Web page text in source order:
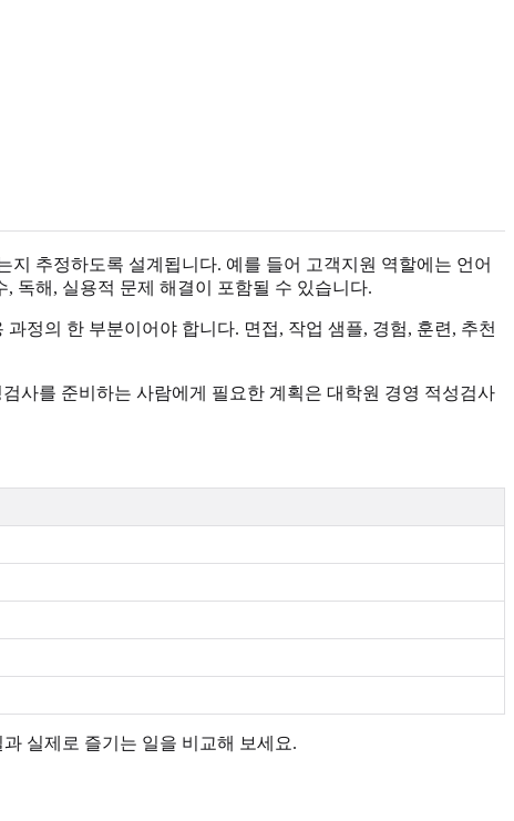
추정하도록 설계됩니다. 예를 들어 고객지원 역할에는 언어
독해, 실용적 문제 해결이 포함될 수 있습니다.
정의 한 부분이어야 합니다. 면접, 작업 샘플, 경험, 훈련, 추천
사를 준비하는 사람에게 필요한 계획은 대학원 경영 적성검사
실제로 즐기는 일을 비교해 보세요.